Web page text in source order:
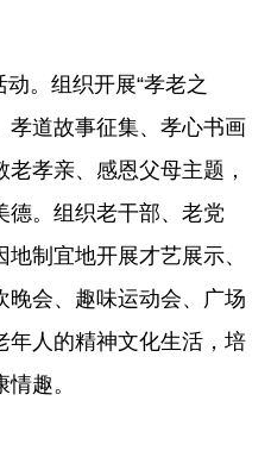
。组织开展“孝老之
孝道故事征集、孝心书画
孝亲、感恩父母主题，
德。组织老干部、老党
制宜地开展才艺展示、
晚会、趣味运动会、广场
年人的精神文化生活，培
趣。